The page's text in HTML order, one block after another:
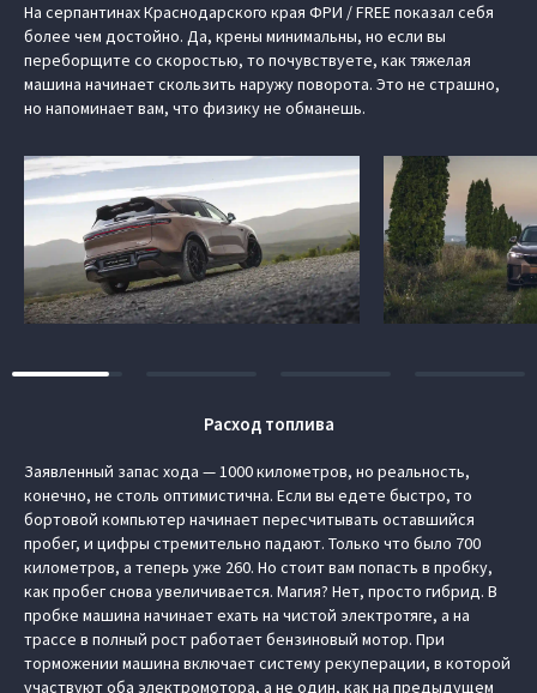
На серпантинах Краснодарского края ФРИ / FREE показал себя
более чем достойно. Да, крены минимальны, но если вы
переборщите со скоростью, то почувствуете, как тяжелая
машина начинает скользить наружу поворота. Это не страшно,
но напоминает вам, что физику не обманешь.
Расход топлива
Заявленный запас хода — 1000 километров, но реальность,
конечно, не столь оптимистична. Если вы едете быстро, то
бортовой компьютер начинает пересчитывать оставшийся
пробег, и цифры стремительно падают. Только что было 700
километров, а теперь уже 260. Но стоит вам попасть в пробку,
как пробег снова увеличивается. Магия? Нет, просто гибрид. В
пробке машина начинает ехать на чистой электротяге, а на
трассе в полный рост работает бензиновый мотор. При
торможении машина включает систему рекуперации, в которой
участвуют оба электромотора, а не один, как на предыдущем